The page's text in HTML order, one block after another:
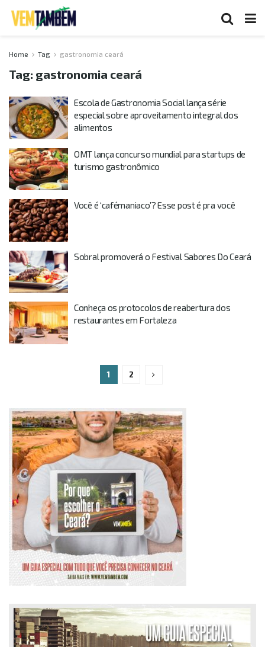
Home Tag gastronomia ceará
Tag: gastronomia ceará
Escola de Gastronomia Social lança série
especial sobre aproveitamento integral dos
alimentos
OMT lança concurso mundial para startups de
turismo gastronômico
Você é ‘cafémaniaco’? Esse post é pra você
Sobral promoverá o Festival Sabores Do Ceará
Conheça os protocolos de reabertura dos
restaurantes em Fortaleza
1 2